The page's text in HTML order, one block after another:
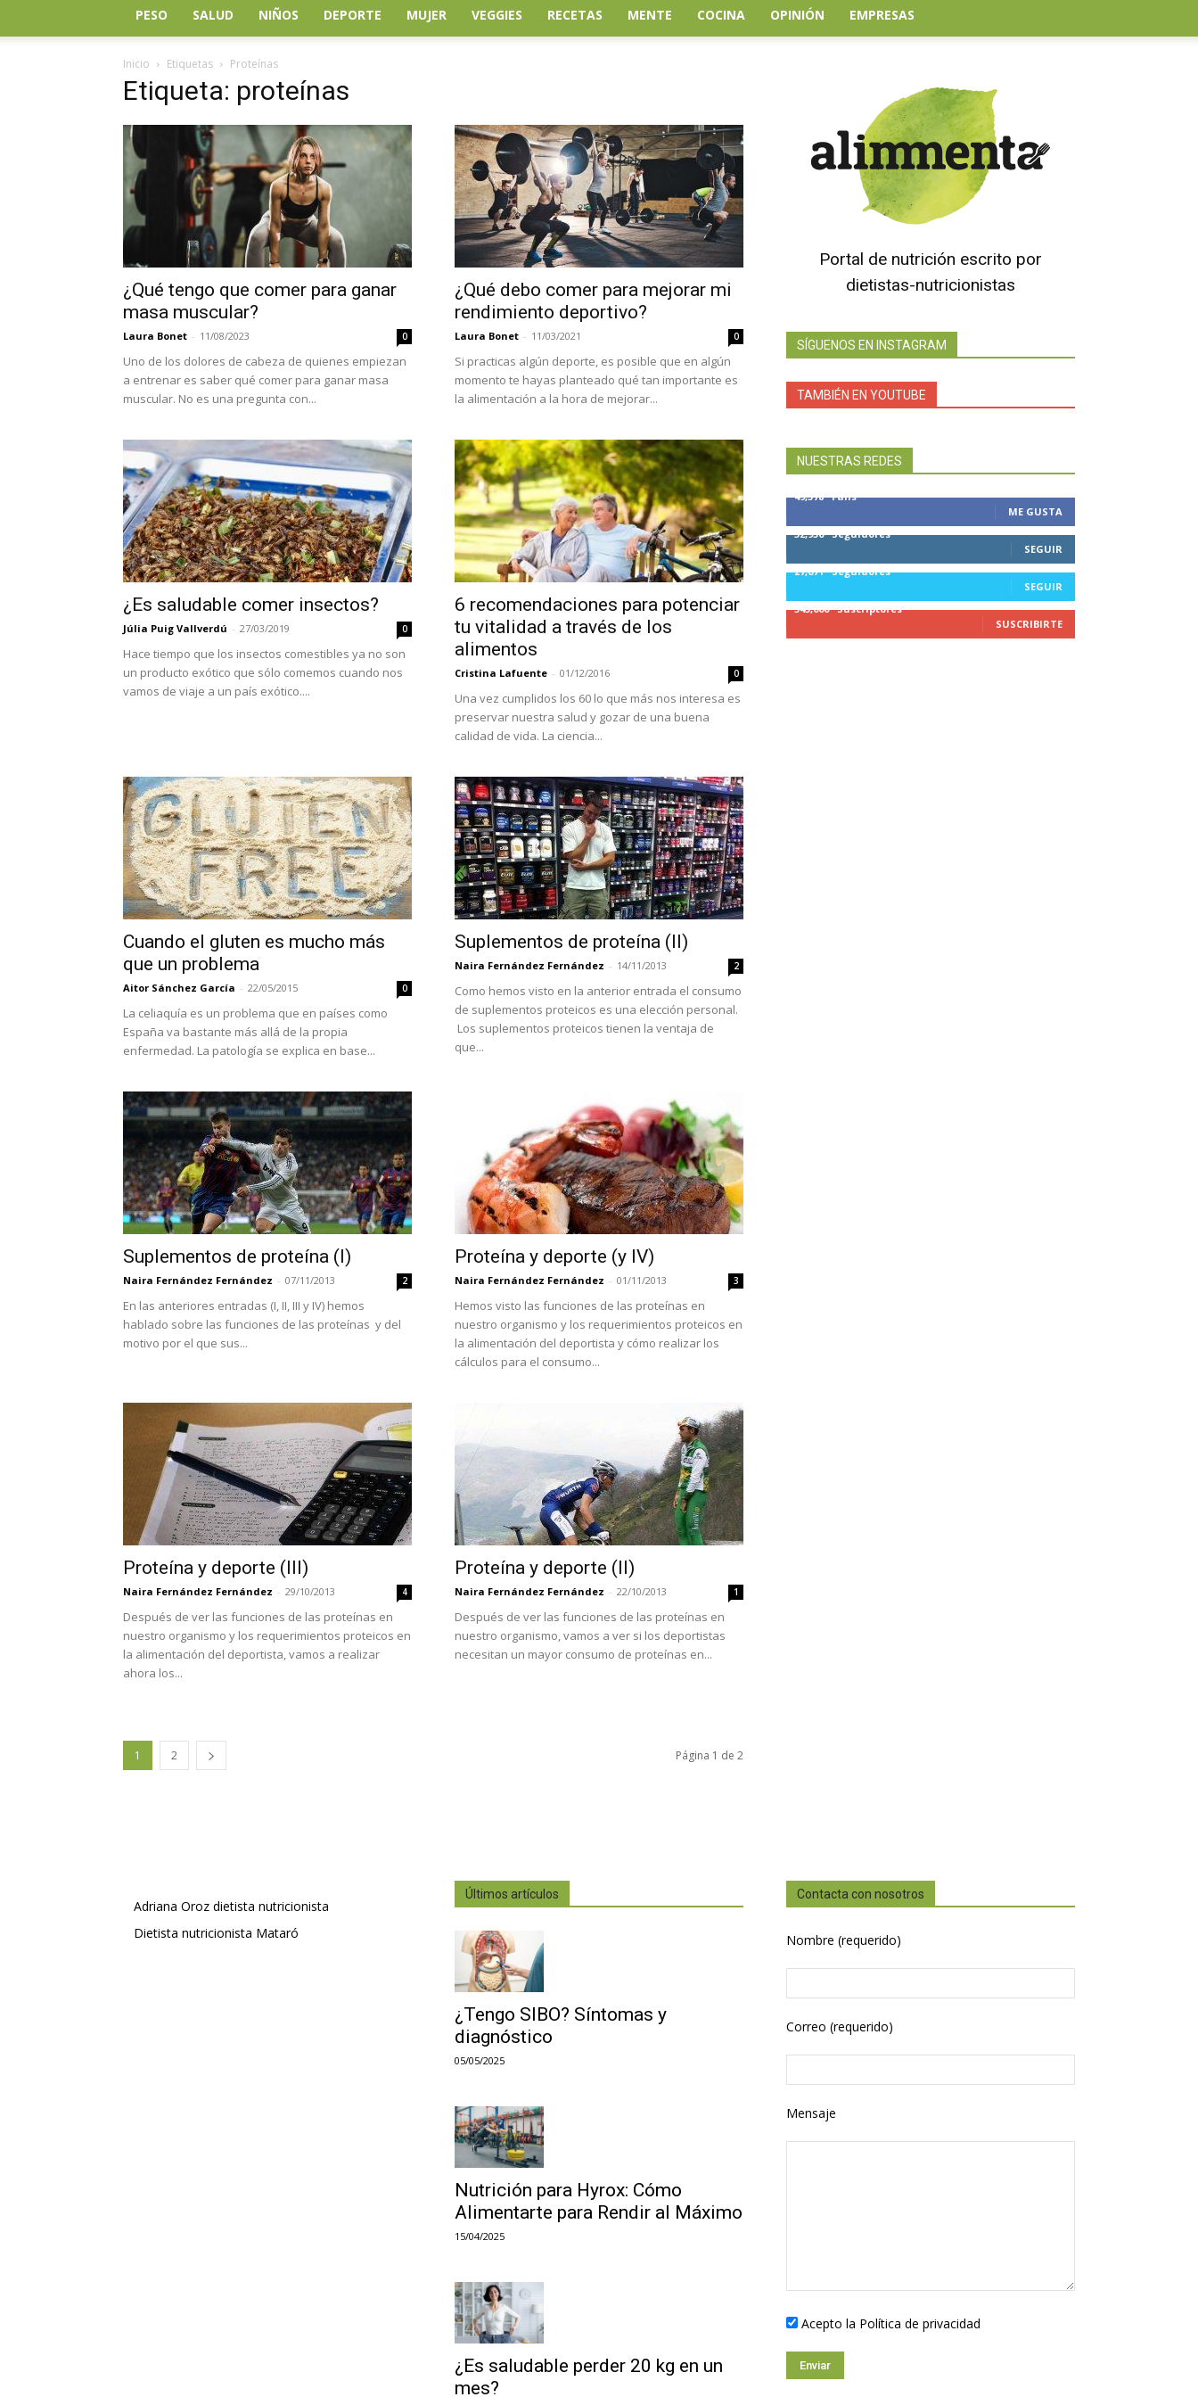
PESO SALUD NIÑOS DEPORTE MUJER VEGGIES RECETAS MENTE COCINA OPINIÓN EMPRESAS
Inicio Etiquetas Proteínas
Etiqueta: proteínas
¿Qué tengo que comer para ganar
masa muscular?
Laura Bonet - 11/08/2023 0
Uno de los dolores de cabeza de quienes empiezan
a entrenar es saber qué comer para ganar masa
muscular. No es una pregunta con...
¿Qué debo comer para mejorar mi
rendimiento deportivo?
Laura Bonet - 11/03/2021 0
Si practicas algún deporte, es posible que en algún
momento te hayas planteado qué tan importante es
la alimentación a la hora de mejorar...
¿Es saludable comer insectos?
Júlia Puig Vallverdú - 27/03/2019 0
Hace tiempo que los insectos comestibles ya no son
un producto exótico que sólo comemos cuando nos
vamos de viaje a un país exótico....
6 recomendaciones para potenciar
tu vitalidad a través de los
alimentos
Cristina Lafuente - 01/12/2016 0
Una vez cumplidos los 60 lo que más nos interesa es
preservar nuestra salud y gozar de una buena
calidad de vida. La ciencia...
Cuando el gluten es mucho más
que un problema
Aitor Sánchez García - 22/05/2015 0
La celiaquía es un problema que en países como
España va bastante más allá de la propia
enfermedad. La patología se explica en base...
Suplementos de proteína (II)
Naira Fernández Fernández - 14/11/2013 2
Como hemos visto en la anterior entrada el consumo
de suplementos proteicos es una elección personal.
Los suplementos proteicos tienen la ventaja de
que...
Suplementos de proteína (I)
Naira Fernández Fernández - 07/11/2013 2
En las anteriores entradas (I, II, III y IV) hemos
hablado sobre las funciones de las proteínas y del
motivo por el que sus...
Proteína y deporte (y IV)
Naira Fernández Fernández - 01/11/2013 3
Hemos visto las funciones de las proteínas en
nuestro organismo y los requerimientos proteicos en
la alimentación del deportista y cómo realizar los
cálculos para el consumo...
Proteína y deporte (III)
Naira Fernández Fernández - 29/10/2013 4
Después de ver las funciones de las proteínas en
nuestro organismo y los requerimientos proteicos en
la alimentación del deportista, vamos a realizar
ahora los...
Proteína y deporte (II)
Naira Fernández Fernández - 22/10/2013 1
Después de ver las funciones de las proteínas en
nuestro organismo, vamos a ver si los deportistas
necesitan un mayor consumo de proteínas en...
1 2 Página 1 de 2
Portal de nutrición escrito por
dietistas-nutricionistas
SÍGUENOS EN INSTAGRAM
TAMBIÉN EN YOUTUBE
NUESTRAS REDES
49,578 Fans
ME GUSTA
32,950 Seguidores
SEGUIR
27,671 Seguidores
SEGUIR
545,000 Suscriptores
SUSCRIBIRTE
Adriana Oroz dietista nutricionista
Dietista nutricionista Mataró
Últimos artículos
¿Tengo SIBO? Síntomas y
diagnóstico
05/05/2025
Nutrición para Hyrox: Cómo
Alimentarte para Rendir al Máximo
15/04/2025
¿Es saludable perder 20 kg en un
mes?
Contacta con nosotros
Nombre (requerido)
Correo (requerido)
Mensaje
Acepto la Política de privacidad